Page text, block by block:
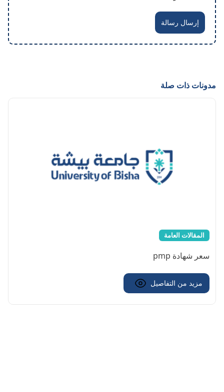
إرسال رسالة
مدونات ذات صلة
المقالات العامة
سعر شهادة pmp
مزيد من التفاصيل